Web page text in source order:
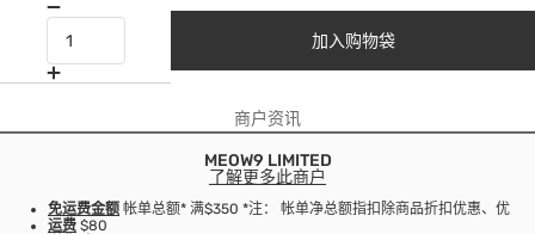
加入购物袋
商户资讯
MEOW9 LIMITED
了解更多此商户
免运费金额 帐单总额* 满$350 *注： 帐单净总额指扣除商品折扣优惠、优惠
运费 $80